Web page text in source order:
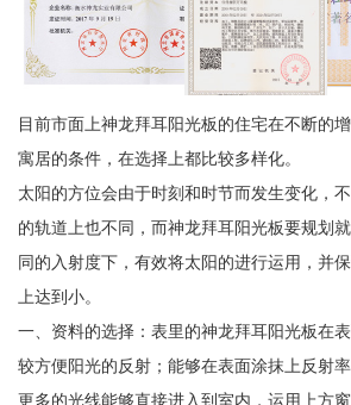
目前市面上神龙拜耳阳光板的住宅在不断的
寓居的条件，在选择上都比较多样化。
太阳的方位会由于时刻和时节而发生变化，
的轨道上也不同，而神龙拜耳阳光板要规划
同的入射度下，有效将太阳的进行运用，并
上达到小。
一、资料的选择：表里的神龙拜耳阳光板在
较方便阳光的反射；能够在表面涂抹上反射
更多的光线能够直接进入到室内，运用上方